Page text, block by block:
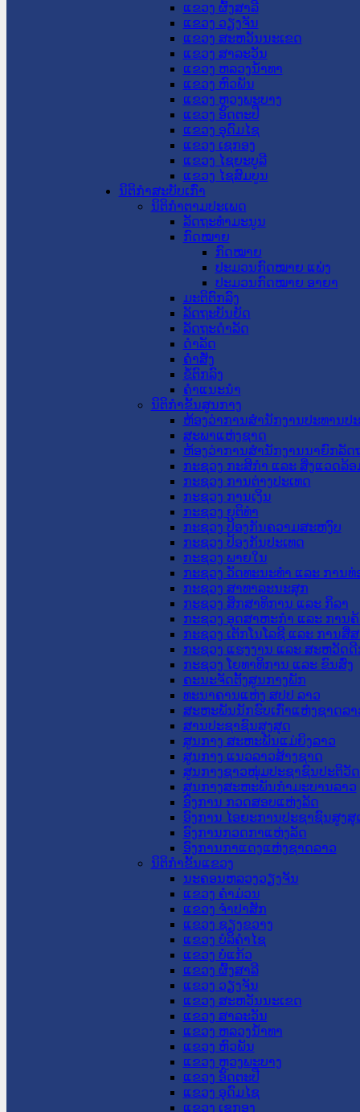
ແຂວງ ຜົ້ງສາລີ
ແຂວງ ວຽງຈັນ
ແຂວງ ສະຫວັນນະເຂດ
ແຂວງ ສາລະວັນ
ແຂວງ ຫລວງນໍ້າທາ
ແຂວງ ຫົວພັນ
ແຂວງ ຫຼວງພະບາງ
ແຂວງ ອັດຕະປື
ແຂວງ ອຸດົມໄຊ
ແຂວງ ເຊກອງ
ແຂວງ ໄຊຍະບູລີ
ແຂວງ ໄຊສົມບູນ
ນິຕິກໍາສະບັບເກົ່າ
ນິຕິກຳຕາມປະເພດ
ລັດຖະທໍາມະນູນ
ກົດໝາຍ
ກົດໝາຍ
ປະມວນກົດໝາຍ ແພ່ງ
ປະມວນກົດໝາຍ ອາຍາ
ມະຕິຕົກລົງ
ລັດຖະບັນຍັດ
ລັດຖະດໍາລັດ
ດໍາລັດ
ຄໍາສັ່ງ
ຂໍ້ຕົກລົງ
ຄໍາແນະນໍາ
ນິຕິກໍາຂັ້ນສູນກາງ
ຫ້ອງວ່າການສໍານັກງານປະທານປ
ສະພາແຫ່ງຊາດ
ຫ້ອງວ່າການສຳນັກງານນາຍົກລັດ
ກະຊວງ ກະສິກຳ ແລະ ສິ່ງແວດລ້ອ
ກະຊວງ ການຕ່າງປະເທດ
ກະຊວງ ການເງິນ
ກະຊວງ ຍຸຕິທໍາ
ກະຊວງ ປ້ອງກັນຄວາມສະຫງົບ
ກະຊວງ ປ້ອງກັນປະເທດ
ກະຊວງ ພາຍໃນ
ກະຊວງ ວັດທະນະທຳ ແລະ ການທ່
ກະຊວງ ສາທາລະນະສຸກ
ກະຊວງ ສຶກສາທິການ ແລະ ກິລາ
ກະຊວງ ອຸດສາຫະກຳ ແລະ ການຄ້
ກະຊວງ ເຕັກໂນໂລຊີ ແລະ ການສື່
ກະຊວງ ແຮງງານ ແລະ ສະຫວັດ
ກະຊວງ ໂຍທາທິການ ແລະ ຂົນສົ່ງ
ຄະນະຈັດຕັ້ງສູນກາງພັກ
ທະນາຄານແຫ່ງ ສປປ ລາວ
ສະຫະພັນນັກຮົບເກົ່າແຫ່ງຊາດລາ
ສານປະຊາຊົນສູງສຸດ
ສູນກາງ ສະຫະພັນແມ່ຍິງລາວ
ສູນກາງ ແນວລາວສ້າງຊາດ
ສູນກາງຊາວໜຸ່ມປະຊາຊົນປະຕິວັ
ສູນກາງສະຫະພັນກຳມະບານລາວ
ອົງການ ກວດສອບແຫ່ງລັດ
ອົງການ ໄອຍະການປະຊາຊົນສູງສຸ
ອົງການກວດກາແຫ່ງລັດ
ອົງການກາແດງແຫ່ງຊາດລາວ
ນິຕິກໍາຂັ້ນແຂວງ
ນະ​ຄອນ​ຫລວງວຽງຈັນ
ແຂວງ ຄໍາມ່ວນ
ແຂວງ ຈໍາປາສັກ
ແຂວງ ຊຽງຂວາງ
ແຂວງ ບໍລິຄໍາໄຊ
ແຂວງ ບໍ່ແກ້ວ
ແຂວງ ຜົ້ງສາລີ
ແຂວງ ວຽງຈັນ
ແຂວງ ສະຫວັນນະເຂດ
ແຂວງ ສາລະວັນ
ແຂວງ ຫລວງນໍ້າທາ
ແຂວງ ຫົວພັນ
ແຂວງ ຫຼວງພະບາງ
ແຂວງ ອັດຕະປື
ແຂວງ ອຸດົມໄຊ
ແຂວງ ເຊກອງ